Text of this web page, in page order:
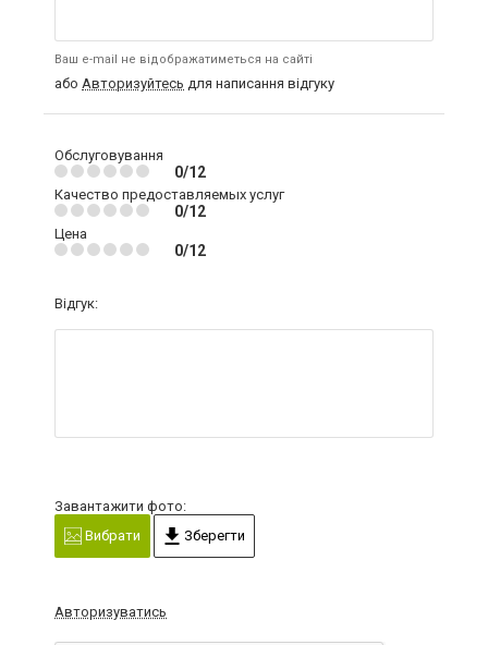
Ваш e-mail не відображатиметься на сайті
або Авторизуйтесь для написання відгуку
Обслуговування
0/12
Качество предоставляемых услуг
0/12
Цена
0/12
Відгук:
Завантажити фото:
Вибрати
Зберегти
Авторизуватись